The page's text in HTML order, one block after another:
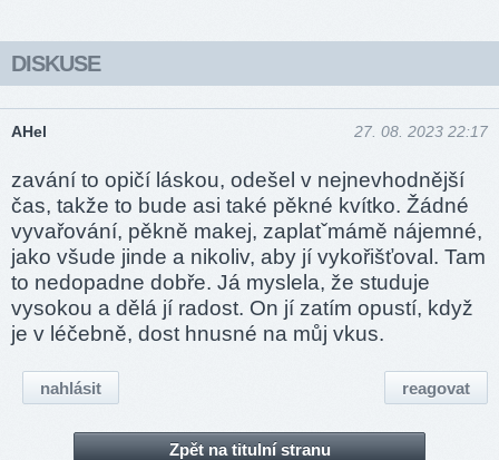
DISKUSE
AHel 27. 08. 2023 22:17
zavání to opičí láskou, odešel v nejnevhodnější
čas, takže to bude asi také pěkné kvítko. Žádné
vyvařování, pěkně makej, zaplatˇmámě nájemné,
jako všude jinde a nikoliv, aby jí vykořišťoval. Tam
to nedopadne dobře. Já myslela, že studuje
vysokou a dělá jí radost. On jí zatím opustí, když
je v léčebně, dost hnusné na můj vkus.
reagovat
nahlásit
Zpět na titulní stranu